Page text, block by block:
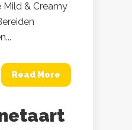
Mild & Creamy
Read More